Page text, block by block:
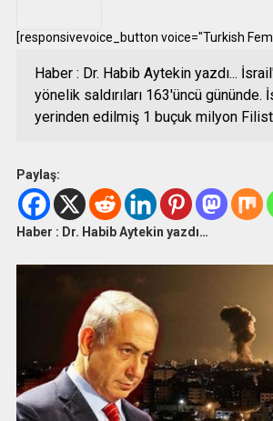
[responsivevoice_button voice="Turkish
Haber : Dr. Habib Aytekin yazdı...
yönelik saldırıları 163'üncü gününde.
yerinden edilmiş 1 buçuk milyon Filist
Paylaş:
Haber : Dr. Habib Aytekin yazdı…